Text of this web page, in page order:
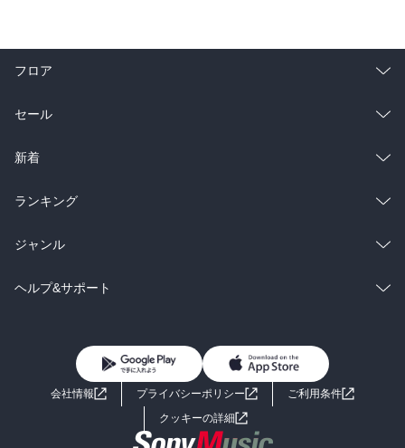
フロア
総合
ラノベ
雑誌・グラビア
BL・TL
セール
総合
ラノベ
雑誌・グラビア
BL・TL
新着
総合
ラノベ
雑誌・グラビア
ランキング
総合
ラノベ
ジャンル
コミック
ライトノベル 男子向けラノベ
小説
ヘルプ&サポート
よくあるご質問 お問い合わせ
会社情報 プライバシーポリシー
ご利用条件
クッキーの詳細